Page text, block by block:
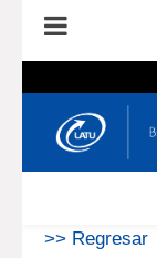
>> Regresar